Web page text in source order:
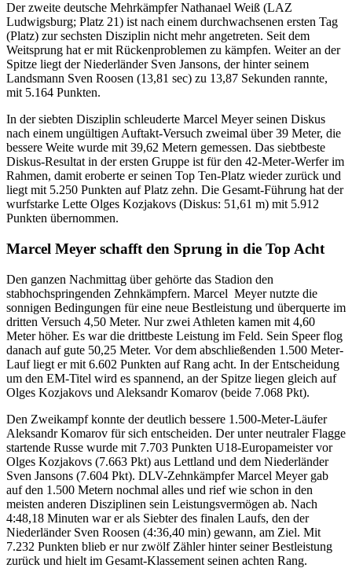
Der zweite deutsche Mehrkämpfer Nathanael Weiß (LAZ
Ludwigsburg; Platz 21) ist nach einem durchwachsenen ersten Tag
(Platz) zur sechsten Disziplin nicht mehr angetreten. Seit dem
Weitsprung hat er mit Rückenproblemen zu kämpfen. Weiter an der
Spitze liegt der Niederländer Sven Jansons, der hinter seinem
Landsmann Sven Roosen (13,81 sec) zu 13,87 Sekunden rannte,
mit 5.164 Punkten.
In der siebten Disziplin schleuderte Marcel Meyer seinen Diskus
nach einem ungültigen Auftakt-Versuch zweimal über 39 Meter, die
bessere Weite wurde mit 39,62 Metern gemessen. Das siebtbeste
Diskus-Resultat in der ersten Gruppe ist für den 42-Meter-Werfer im
Rahmen, damit eroberte er seinen Top Ten-Platz wieder zurück und
liegt mit 5.250 Punkten auf Platz zehn. Die Gesamt-Führung hat der
wurfstarke Lette Olges Kozjakovs (Diskus: 51,61 m) mit 5.912
Punkten übernommen.
Marcel Meyer schafft den Sprung in die Top Acht
Den ganzen Nachmittag über gehörte das Stadion den
stabhochspringenden Zehnkämpfern. Marcel Meyer nutzte die
sonnigen Bedingungen für eine neue Bestleistung und überquerte im
dritten Versuch 4,50 Meter. Nur zwei Athleten kamen mit 4,60
Meter höher. Es war die drittbeste Leistung im Feld. Sein Speer flog
danach auf gute 50,25 Meter. Vor dem abschließenden 1.500 Meter-
Lauf liegt er mit 6.602 Punkten auf Rang acht. In der Entscheidung
um den EM-Titel wird es spannend, an der Spitze liegen gleich auf
Olges Kozjakovs und Aleksandr Komarov (beide 7.068 Pkt).
Den Zweikampf konnte der deutlich bessere 1.500-Meter-Läufer
Aleksandr Komarov für sich entscheiden. Der unter neutraler Flagge
startende Russe wurde mit 7.703 Punkten U18-Europameister vor
Olges Kozjakovs (7.663 Pkt) aus Lettland und dem Niederländer
Sven Jansons (7.604 Pkt). DLV-Zehnkämpfer Marcel Meyer gab
auf den 1.500 Metern nochmal alles und rief wie schon in den
meisten anderen Disziplinen sein Leistungsvermögen ab. Nach
4:48,18 Minuten war er als Siebter des finalen Laufs, den der
Niederländer Sven Roosen (4:36,40 min) gewann, am Ziel. Mit
7.232 Punkten blieb er nur zwölf Zähler hinter seiner Bestleistung
zurück und hielt im Gesamt-Klassement seinen achten Rang.